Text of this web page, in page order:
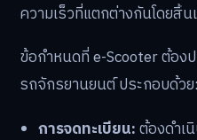
ความเร็วที่แตกต่างกันโดยสิ้น
ข้อกำหนดที่ e-Scooter ต้อง
รถจักรยานยนต์ ประกอบด้วย:
การจดทะเบียน:ต้องดำเ